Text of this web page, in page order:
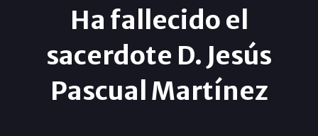
Ha fallecido el
sacerdote D. Jesús
Pascual Martínez